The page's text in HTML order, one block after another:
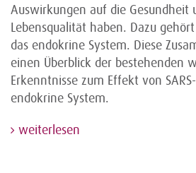
Auswirkungen auf die Gesundheit
Lebensqualität haben. Dazu
das endokrine System. Diese
einen Überblick der bestehenden
Erkenntnisse zum Effekt von
endokrine System.
weiterlesen